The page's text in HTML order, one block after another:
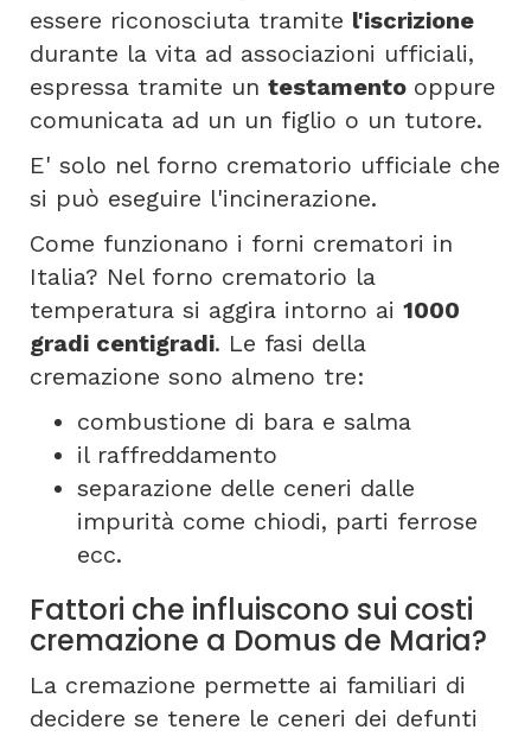
essere riconosciuta tramite l'iscrizione
durante la vita ad associazioni ufficiali,
espressa tramite un testamento oppure
comunicata ad un un figlio o un tutore.
E' solo nel forno crematorio ufficiale che
si può eseguire l'incinerazione.
Come funzionano i forni crematori in
Italia? Nel forno crematorio la
temperatura si aggira intorno ai 1000
gradi centigradi. Le fasi della
cremazione sono almeno tre:
combustione di bara e salma
il raffreddamento
separazione delle ceneri dalle
impurità come chiodi, parti ferrose
ecc.
Fattori che influiscono sui costi
cremazione a Domus de Maria?
La cremazione permette ai familiari di
decidere se tenere le ceneri dei defunti